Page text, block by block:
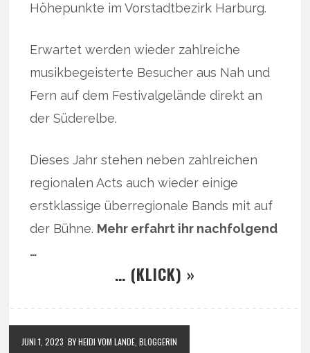
Höhepunkte im Vorstadtbezirk Harburg.
Erwartet werden wieder zahlreiche
musikbegeisterte Besucher aus Nah und
Fern auf dem Festivalgelände direkt an
der Süderelbe.
Dieses Jahr stehen neben zahlreichen
regionalen Acts auch wieder einige
erstklassige überregionale Bands mit auf
der Bühne. Mehr erfahrt ihr nachfolgend
…
… (KLICK) »
JUNI 1, 2023 BY HEIDI VOM LANDE, BLOGGERIN